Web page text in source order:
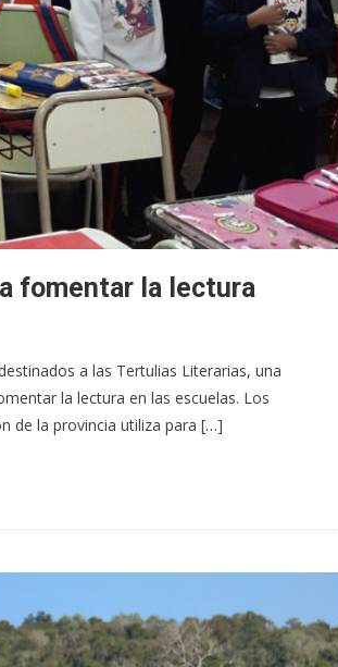
fomentar la lectura
a las Tertulias Literarias, una
la lectura en las escuelas. Los
de la provincia utiliza para […]